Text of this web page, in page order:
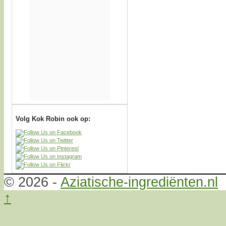
Volg Kok Robin ook op:
© 2026 - Aziatische-ingrediënten.nl
↑